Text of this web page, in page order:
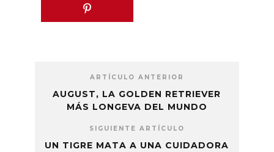
ARTÍCULO ANTERIOR
AUGUST, LA GOLDEN RETRIEVER
MÁS LONGEVA DEL MUNDO
SIGUIENTE ARTÍCULO
UN TIGRE MATA A UNA CUIDADORA